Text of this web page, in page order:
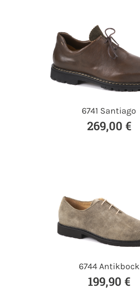
6741 Santiago
269,00 €
6744 Antikbock
199,90 €